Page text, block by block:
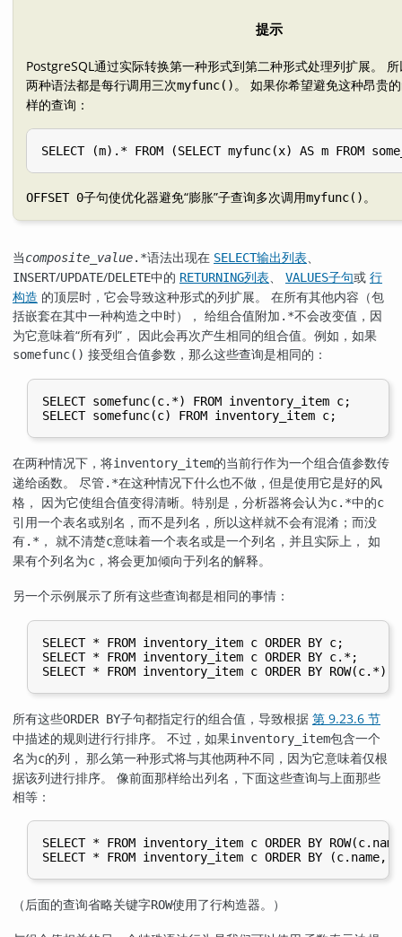
提示
PostgreSQL 通过实际转换第一种形式到第二种形式处理列扩展。
两种语法都是每行调用三次myfunc() 。 如果你希望避免这种昂贵
样的查询：
SELECT (m).* FROM (SELECT myfunc(x) AS m FROM
OFFSET 0子句使优化器避免“膨胀”子查询多次调用myfunc() 。
当composite_value.*语法出现在 SELECT输出列表
INSERT/UPDATE/DELETE中的 RETURNING列表 VALUES子句或 行
构造 的顶层时，它会导致这种形式的列扩展。 在所有其他内容（包
括嵌套在其中一种构造之中时）， 给组合值附加 .*不会改变值，因
为它意味着“所有列” ， 因此会再次产生相同的组合值。例如，如果
somefunc() 接受组合值参数，那么这些查询是相同的：
SELECT somefunc(c.*) FROM inventory_item c;
SELECT somefunc(c) FROM inventory_item c;
在两种情况下，将inventory_item的当前行作为一个组合值参数传
递给函数。 尽管 .*在这种情况下什么也不做，但是使用它是好的风
格， 因为它使组合值变得清晰。特别是，分析器将会认为c.*中的c
引用一个表名或别名，而不是列名，所以这样就不会有混淆；而没
有.* ， 就不清楚c意味着一个表名或是一个列名，并且实际上， 如
果有个列名为c ，将会更加倾向于列名的解释。
另一个示例展示了所有这些查询都是相同的事情：
SELECT * FROM inventory_item c ORDER BY c;
SELECT * FROM inventory_item c ORDER BY c.*;
SELECT * FROM inventory_item c ORDER BY ROW(c.*);
所有这些ORDER BY子句都指定行的组合值，导致根据 第 9.23.6 节
中描述的规则进行行排序。 不过，如果inventory_item包含一个
名为c的列， 那么第一种形式将与其他两种不同，因为它意味着仅根
据该列进行排序。 像前面那样给出列名，下面这些查询与上面那些
相等：
SELECT * FROM inventory_item c ORDER BY
SELECT * FROM inventory_item c ORDER BY
（后面的查询省略关键字ROW使用了行构造器。）